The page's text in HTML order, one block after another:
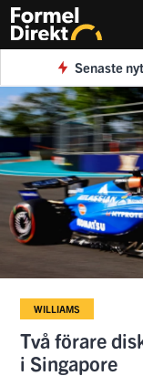
Senaste
WILLIAMS
Två förare
i Singapore